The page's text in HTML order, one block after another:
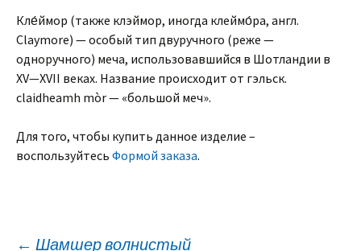
Кле́ймор (также клэймор, иногда клеймо́ра, англ.
Claymore) — особый тип двуручного (реже —
одноручного) меча, использовавшийся в Шотландии в
XV—XVII веках. Название происходит от гэльск.
claidheamh mòr — «большой меч».
Для того, чтобы купить данное изделие –
воспользуйтесь Формой заказа.
← Шамшер волнистый